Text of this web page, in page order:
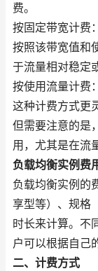
费。
按固定带宽计费
按照该带宽值和
于流量相对稳定
按使用流量计费
这种计费方式更
但需要注意的是
用，尤其是在流
负载均衡实例费
负载均衡实例的
享型等）、规格
时长来计算。不
户可以根据自己
二、计费方式